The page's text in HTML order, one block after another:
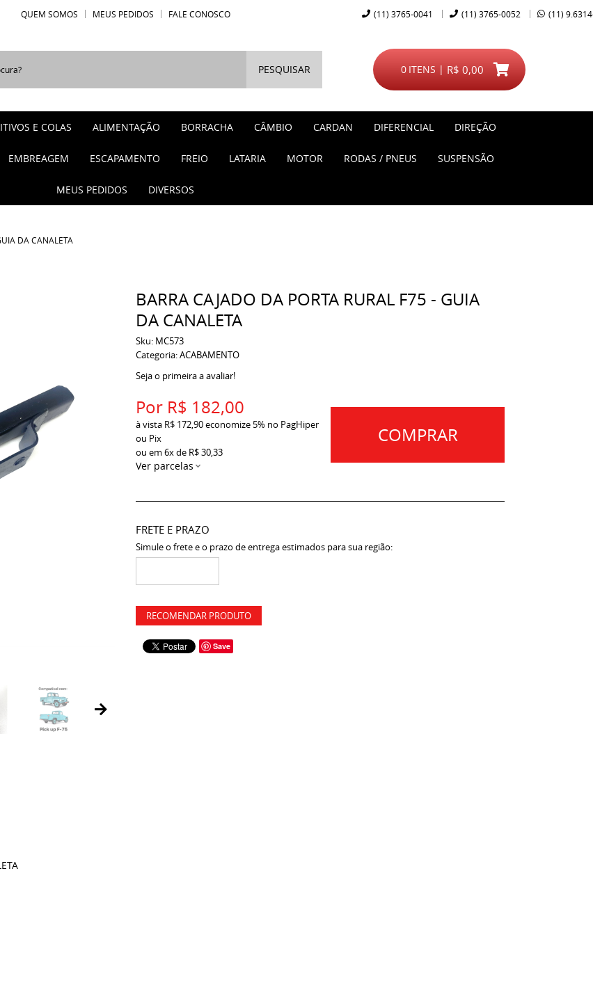
QUEM SOMOS MEUS PEDIDOS FALE CONOSCO (11) 3765-0041 (11) 3765-0052 (11)
PESQUISAR ITENS
0 R$ 0,00
E COLAS ALIMENTAÇÃO BORRACHA CÂMBIO CARDAN DIFERENCIAL DIREÇÃO
EMBREAGEM ESCAPAMENTO FREIO LATARIA MOTOR RODAS / PNEUS SUSPENSÃO
MEUS PEDIDOS DIVERSOS
DA CANALETA
BARRA CAJADO DA PORTA RURAL F75 - GUIA
DA CANALETA
Sku: MC573
Categoria:ACABAMENTO
Seja o primeira a avaliar!
Por R$ 182,00
à vista R$ 172,90economize 5% no PagHiper
ou Pix
ou em 6xde R$ 30,33
Ver parcelas
COMPRAR
FRETE E PRAZO
Simule o frete e o prazo de entrega estimados para sua região:
RECOMENDAR PRODUTO
Save